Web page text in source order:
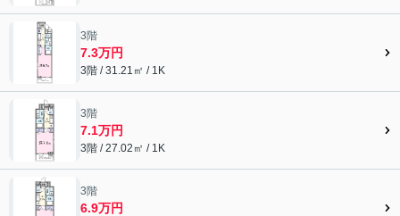
3階
7.3万円
3階 / 31.21㎡ / 1K
3階
7.1万円
3階 / 27.02㎡ / 1K
3階
6.9万円